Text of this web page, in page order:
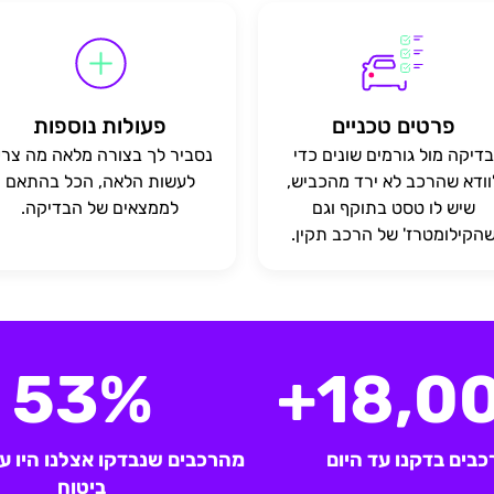
פרטים טכניים
בדיקה מול גורמים שונים כדי
שהרכב לא ירד מהכביש,
שיש לו טסט בתוקף וגם
של הרכב תקין.
פעולות נוספות
נסביר לך בצורה מלאה מה
לעשות הלאה, הכל בהתאם
לממצאים של הבדיקה.
בדקנו עד היום
53%
מהרכבים שנבדקו אצלנו היו
ביטוח